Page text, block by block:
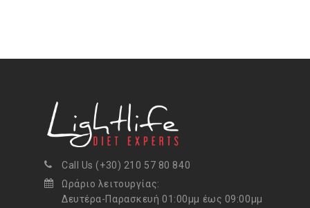
Call Us (+30) 210 57 80 840
Ωράριο λειτουργίας:
Δευτέρα-Παρασκευή 01:00μμ έως 09:00μμ